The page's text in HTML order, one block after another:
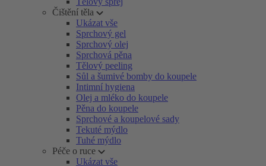
Čištění těla
Ukázat vše
Sprchový gel
Sprchový olej
Sprchová pěna
Tělový peeling
Sůl a šumivé bomby do koupele
Intimní hygiena
Olej a mléko do koupele
Pěna do koupele
Sprchové a koupelové sady
Tekuté mýdlo
Tuhé mýdlo
Péče o ruce
Ukázat vše